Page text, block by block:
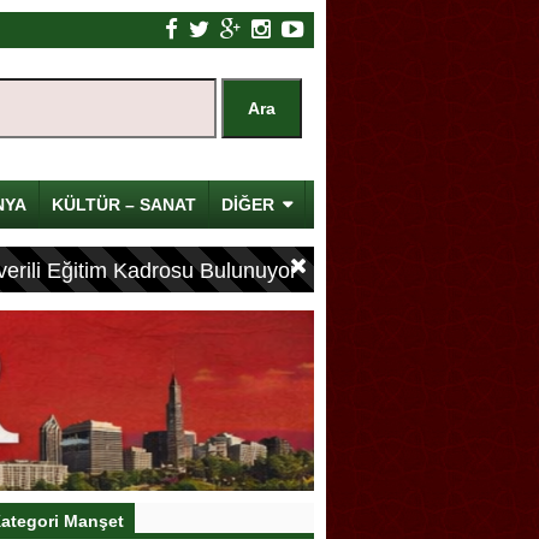
KÜLTÜR – SANAT DİĞER
Eğitim Kadrosu Bulunuyor
Manşet